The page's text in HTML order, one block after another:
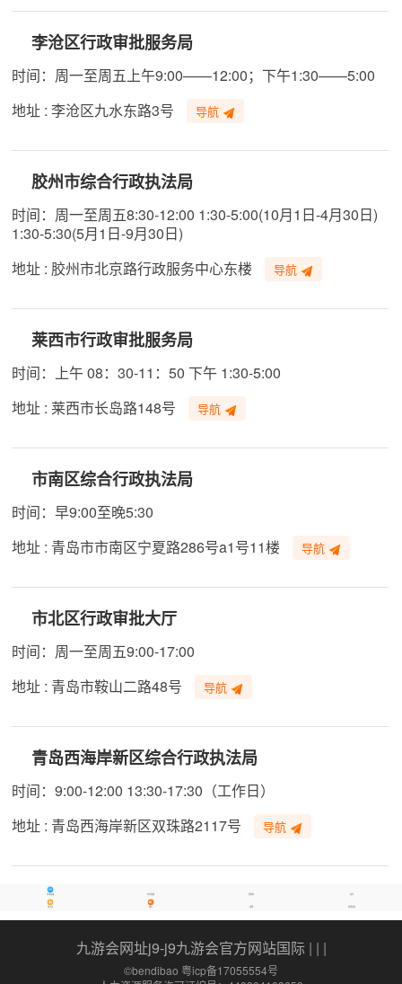
李沧区行政审批服务局
时间：周一至周五上午9:00——12:00；下午1:30——5:00
地址 : 李沧区九水东路3号
导航
胶州市综合行政执法局
时间：周一至周五8:30-12:00 1:30-5:00(10月1日-4月30日)
1:30-5:30(5月1日-9月30日)
地址 : 胶州市北京路行政服务中心东楼
导航
莱西市行政审批服务局
时间：上午 08：30-11：50 下午 1:30-5:00
地址 : 莱西市长岛路148号
导航
市南区综合行政执法局
时间：早9:00至晚5:30
地址 : 青岛市市南区宁夏路286号a1号11楼
导航
市北区行政审批大厅
时间：周一至周五9:00-17:00
地址 : 青岛市鞍山二路48号
导航
青岛西海岸新区综合行政执法局
时间：9:00-12:00 13:30-17:30（工作日）
地址 : 青岛西海岸新区双珠路2117号
导航
办事指南 考学指南 保障房 资讯
景点宝 限行 招聘 特惠优选
九游会网址j9-j9九游会官方网站国际| | |
©bendibao 粤icp备17055554号